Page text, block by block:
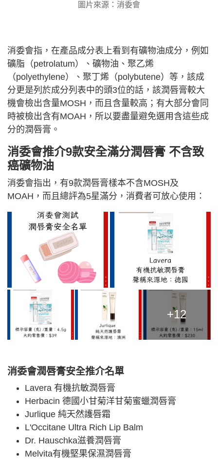
圖片來源：消委會
消委會指，在產品成分表上看到有礦物油成分，例如
礦脂（petrolatum）、礦物油、聚乙烯
（polyethylene）、聚丁烯（polybutene）等，該成
分更是列於成分列表中的頭3位的話，該潤唇膏較大
機會檢出含量MOSH，而且含量較高；有大部分會同
時被檢出含有MOAH，所以要盡量避免選用含這些成
分的潤唇膏。
消委會推介9款安全滿分潤唇膏 不含致
癌礦物油
消委會指出，有9款潤唇膏樣本不含MOSH及
MOAH，而且總評為5星滿分，消費者可放心使用：
+12
消委會潤唇膏安全推介名單
Lavera 有機抗敏潤唇膏
Herbacin 德國小甘菊洋甘菊蜜蠟潤唇膏
Jurlique 純天然護唇霜
L'Occitane Ultra Rich Lip Balm
Dr. Hauschka滋養潤唇膏
Melvita有機堅果保濕潤唇膏